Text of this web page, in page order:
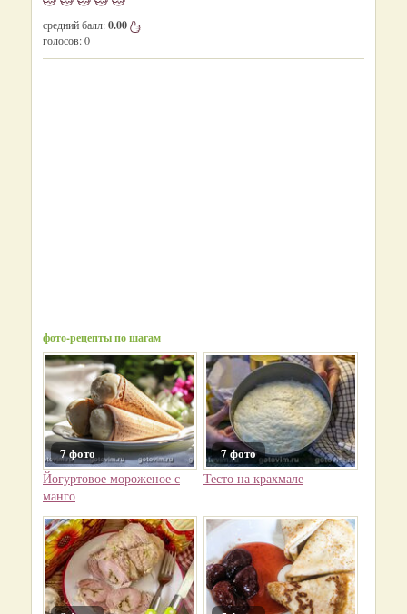
средний балл:0.00
голосов:0
фото-рецепты по шагам
7 фото
Йогуртовое мороженое с
манго
7 фото
Тесто на крахмале